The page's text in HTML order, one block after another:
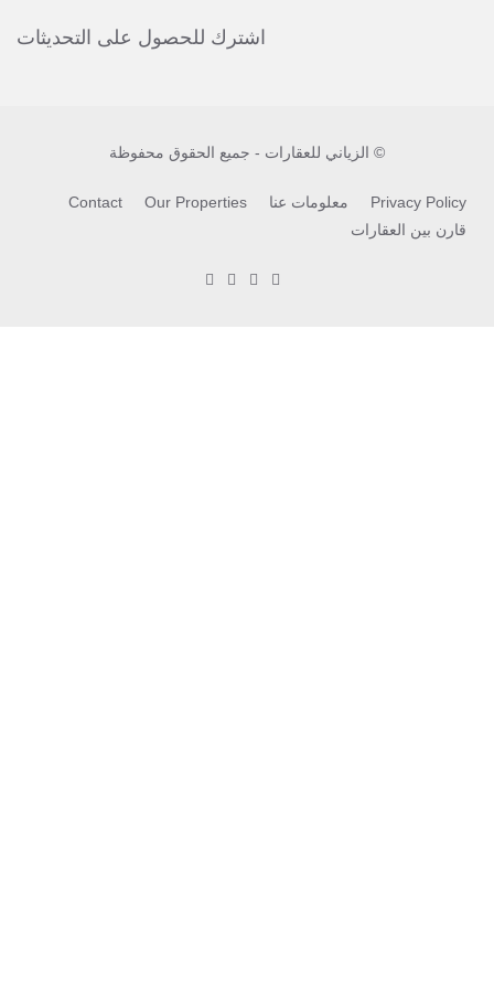
اشترك للحصول على التحديثات
© الزياني للعقارات - جميع الحقوق محفوظة
Privacy Policy معلومات عنا Our Properties
Contact
قارن بين العقارات